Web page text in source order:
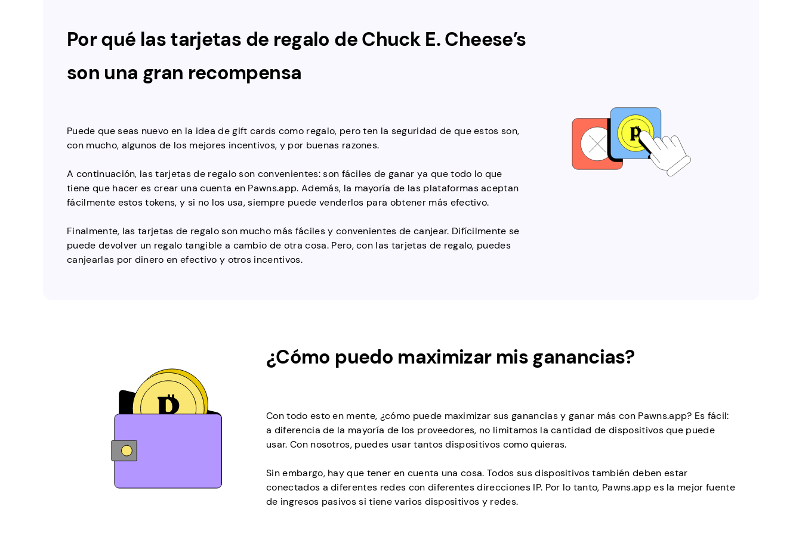
Por qué las tarjetas de regalo de Chuck E. Cheese’s
son una gran recompensa
Puede que seas nuevo en la idea de gift cards como regalo, pero ten la seguridad de que estos son,
con mucho, algunos de los mejores incentivos, y por buenas razones.
A continuación, las tarjetas de regalo son convenientes: son fáciles de ganar ya que todo lo que
tiene que hacer es crear una cuenta en Pawns.app. Además, la mayoría de las plataformas aceptan
fácilmente estos tokens, y si no los usa, siempre puede venderlos para obtener más efectivo.
Finalmente, las tarjetas de regalo son mucho más fáciles y convenientes de canjear. Difícilmente se
puede devolver un regalo tangible a cambio de otra cosa. Pero, con las tarjetas de regalo, puedes
canjearlas por dinero en efectivo y otros incentivos.
¿Cómo puedo maximizar mis ganancias?
Con todo esto en mente, ¿cómo puede maximizar sus ganancias y ganar más con Pawns.app? Es fácil:
a diferencia de la mayoría de los proveedores, no limitamos la cantidad de dispositivos que puede
usar. Con nosotros, puedes usar tantos dispositivos como quieras.
Sin embargo, hay que tener en cuenta una cosa. Todos sus dispositivos también deben estar
conectados a diferentes redes con diferentes direcciones IP. Por lo tanto, Pawns.app es la mejor fuente
de ingresos pasivos si tiene varios dispositivos y redes.